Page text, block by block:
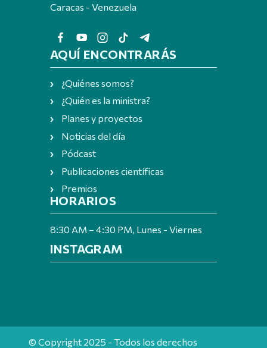
Caracas - Venezuela
AQUÍ ENCONTRARÁS
¿Quiénes somos?
¿Quién es la ministra?
Planes y proyectos
Noticias del día
Pódcast
Publicaciones científicas
Premios
HORARIOS
8:30 AM – 4:30 PM, Lunes - Viernes
INSTAGRAM
© Copyright 2025 - Todos los derechos